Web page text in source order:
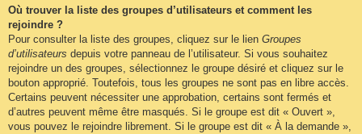
Où trouver la liste des groupes d’utilisateurs et comment les
rejoindre ?
Pour consulter la liste des groupes, cliquez sur le lien Groupes
d’utilisateurs depuis votre panneau de l’utilisateur. Si vous souhaitez
rejoindre un des groupes, sélectionnez le groupe désiré et cliquez sur le
bouton approprié. Toutefois, tous les groupes ne sont pas en libre accès.
Certains peuvent nécessiter une approbation, certains sont fermés et
d’autres peuvent même être masqués. Si le groupe est dit « Ouvert »,
vous pouvez le rejoindre librement. Si le groupe est dit « À la demande »,